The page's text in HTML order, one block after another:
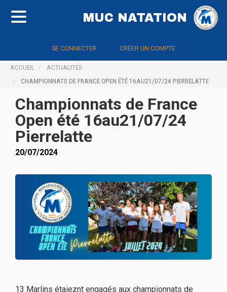
MUC NATATION
SE CONNECTER CRÉER UN COMPTE
ACCUEIL
ACTUALITÉS
CHAMPIONNATS DE FRANCE OPEN ÉTÉ 16AU21/07/24 PIERRELATTE
Championnats de France
Open été 16au21/07/24
Pierrelatte
20/07/2024
13 Marlins étaieznt engagés aux championnats de